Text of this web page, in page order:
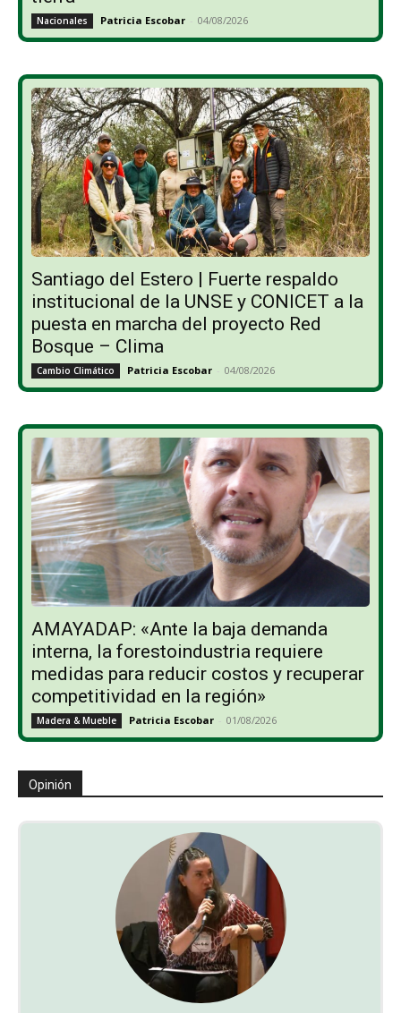
Nacionales Patricia Escobar - 04/08/2026
Santiago del Estero | Fuerte respaldo
institucional de la UNSE y CONICET a la
puesta en marcha del proyecto Red
Bosque – Clima
Cambio Climático Patricia Escobar - 04/08/2026
AMAYADAP: «Ante la baja demanda
interna, la forestoindustria requiere
medidas para reducir costos y recuperar
competitividad en la región»
Madera & Mueble Patricia Escobar - 01/08/2026
Opinión